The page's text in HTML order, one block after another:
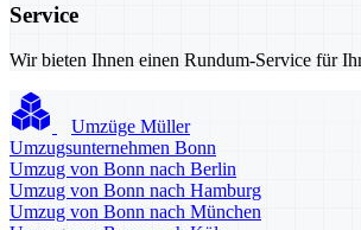
Service
Wir bieten Ihnen einen Rundum-Service für
Umzüge Müller
Umzugsunternehmen Bonn
Umzug von Bonn nach Berlin
Umzug von Bonn nach Hamburg
Umzug von Bonn nach München